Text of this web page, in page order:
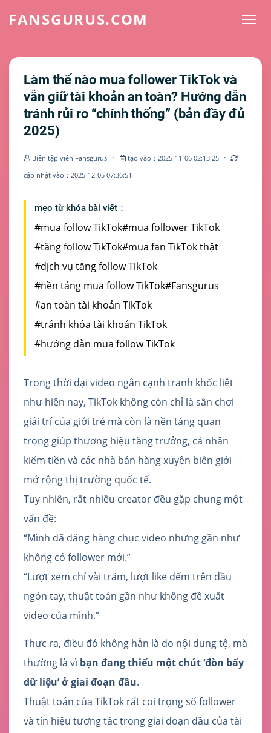
FANSGURUS.COM
Làm thế nào mua follower TikTok và
vẫn giữ tài khoản an toàn? Hướng dẫn
tránh rủi ro “chính thống” (bản đầy đủ
2025)
Biên tập viên Fansgurus · tạo vào：2025-11-06 02:13:25 ·
cập nhật vào：2025-12-05 07:36:51
mẹo từ khóa bài viết：
#mua follow TikTok#mua follower TikTok
#tăng follow TikTok#mua fan TikTok thật
#dịch vụ tăng follow TikTok
#nền tảng mua follow TikTok#Fansgurus
#an toàn tài khoản TikTok
#tránh khóa tài khoản TikTok
#hướng dẫn mua follow TikTok
Trong thời đại video ngắn cạnh tranh khốc liệt
như hiện nay, TikTok không còn chỉ là sân chơi
giải trí của giới trẻ mà còn là nền tảng quan
trọng giúp thương hiệu tăng trưởng, cá nhân
kiếm tiền và các nhà bán hàng xuyên biên giới
mở rộng thị trường quốc tế.
Tuy nhiên, rất nhiều creator đều gặp chung một
vấn đề:
“Mình đã đăng hàng chục video nhưng gần như
không có follower mới.”
“Lượt xem chỉ vài trăm, lượt like đếm trên đầu
ngón tay, thuật toán gần như không đề xuất
video của mình.”
Thực ra, điều đó không hẳn là do nội dung tệ, mà
thường là vì bạn đang thiếu một chút ‘đòn bẩy
dữ liệu’ ở giai đoạn đầu.
Thuật toán của TikTok rất coi trọng số follower
và tín hiệu tương tác trong giai đoạn đầu của tài